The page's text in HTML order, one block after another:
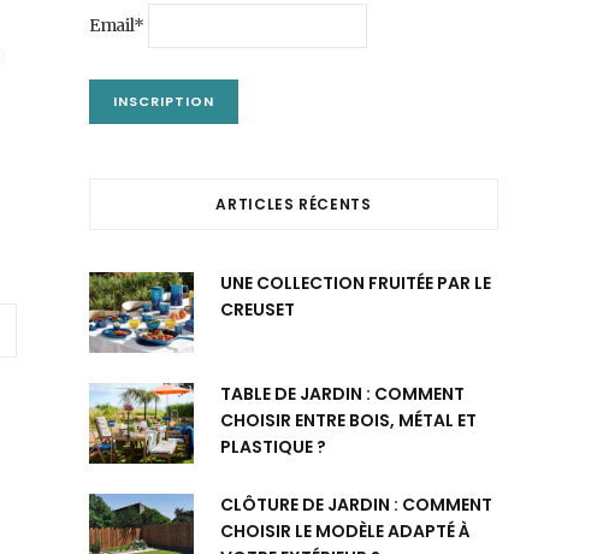
Email*
ARTICLES RÉCENTS
UNE COLLECTION FRUITÉE PAR LE
CREUSET
TABLE DE JARDIN : COMMENT
CHOISIR ENTRE BOIS, MÉTAL ET
PLASTIQUE ?
CLÔTURE DE JARDIN : COMMENT
CHOISIR LE MODÈLE ADAPTÉ À